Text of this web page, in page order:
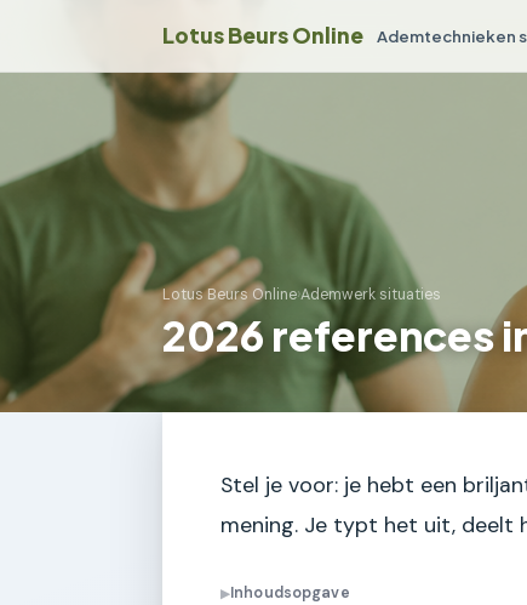
Lotus Beurs Online Ademtechnieken
Lotus Beurs Online›Ademwerk situaties
2026 references
Stel je voor: je hebt een
mening. Je typt het uit, deelt
▶Inhoudsopgave